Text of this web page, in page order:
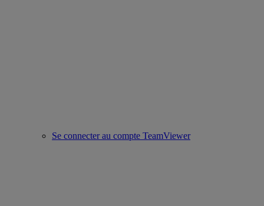
Se connecter au compte TeamViewer